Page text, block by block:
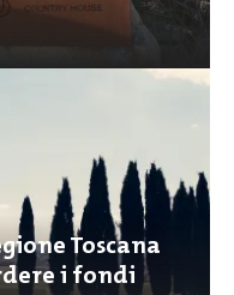
Toscana
i fondi